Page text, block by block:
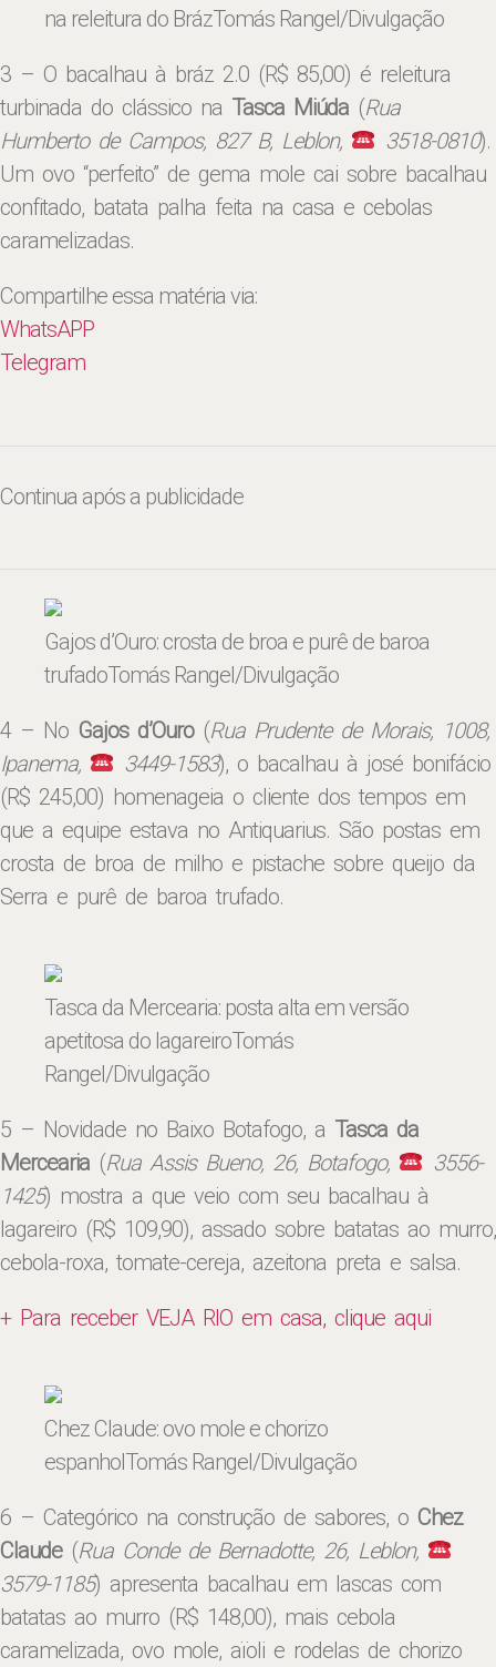
na releitura do BrázTomás Rangel/Divulgação
3 – O bacalhau à bráz 2.0 (R$ 85,00) é releitura
turbinada do clássico na Tasca Miúda (Rua
Humberto de Campos, 827 B, Leblon,
3518-0810).
Um ovo “perfeito” de gema mole cai sobre bacalhau
confitado, batata palha feita na casa e cebolas
caramelizadas.
Compartilhe essa matéria via:
WhatsAPP
Telegram
Continua após a publicidade
Gajos d’Ouro: crosta de broa e purê de baroa
trufadoTomás Rangel/Divulgação
4 – No Gajos d’Ouro(Rua Prudente de Morais, 1008,
Ipanema,
3449-1583), o bacalhau à josé bonifácio
(R$ 245,00) homenageia o cliente dos tempos em
que a equipe estava no Antiquarius. São postas em
crosta de broa de milho e pistache sobre queijo da
Serra e purê de baroa trufado.
Tasca da Mercearia: posta alta em versão
apetitosa do lagareiroTomás
Rangel/Divulgação
5 – Novidade no Baixo Bota­fogo, a Tasca da
Mercearia (Rua Assis Bueno, 26, Botafogo,
3556-
1425) mostra a que veio com seu bacalhau à
lagareiro (R$ 109,90), assado sobre batatas ao murro,
cebola-roxa, tomate-cereja, azeitona preta e salsa.
+ Para receber VEJA RIO em casa, clique aqui
Chez Claude: ovo mole e chorizo
espanholTomás Rangel/Divulgação
6 – Categórico na construção de sabores, o Chez
Claude(Rua Conde de Bernadotte, 26, Leblon,
3579-1185) apresenta bacalhau em lascas com
batatas ao murro (R$ 148,00), mais cebola
caramelizada, ovo mole, aïoli e rodelas de chorizo